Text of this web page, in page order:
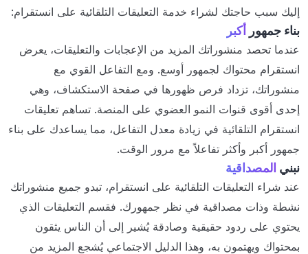
إليك سبب حاجتك لشراء خدمة التعليقات التلقائية على انستقرام:
بناء جمهور أكبر
عندما تحصد منشوراتك المزيد من الإعجابات والتعليقات، يعرض
انستقرام محتواك لجمهور أوسع. ومع التفاعل القوي مع
منشوراتك، تزداد فرص ظهورها في صفحة الاستكشاف، وهي
إحدى أقوى قنوات النمو العضوي على المنصة. تساهم تعليقات
انستقرام التلقائية في زيادة معدل التفاعل، مما يساعدك على بناء
جمهور أكبر وأكثر تفاعلاً مع مرور الوقت.
نبني المصداقية
عند شراء التعليقات التلقائية على انستقرام، تبدو جميع منشوراتك
نشطة وذات مصداقية في نظر جمهورك. فقسم التعليقات الذي
يحتوي على ردود حقيقية وصادقة يُشير إلى أن الناس يثقون
بمحتواك ويهتمون به، وهذا الدليل الاجتماعي يُشجع المزيد من